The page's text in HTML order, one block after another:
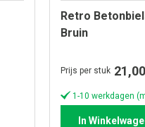
Retro
Bruin
Prijs per stuk 21,00
1-10 werkdagen
In